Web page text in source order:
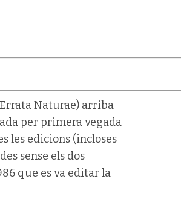
Naturae) arriba
per primera vegada
les edicions (incloses
sense els dos
que es va editar la